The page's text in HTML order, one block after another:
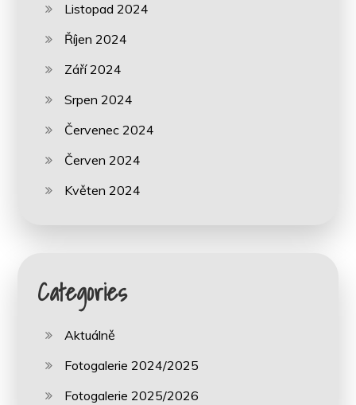
Listopad 2024
Říjen 2024
Září 2024
Srpen 2024
Červenec 2024
Červen 2024
Květen 2024
Categories
Aktuálně
Fotogalerie 2024/2025
Fotogalerie 2025/2026